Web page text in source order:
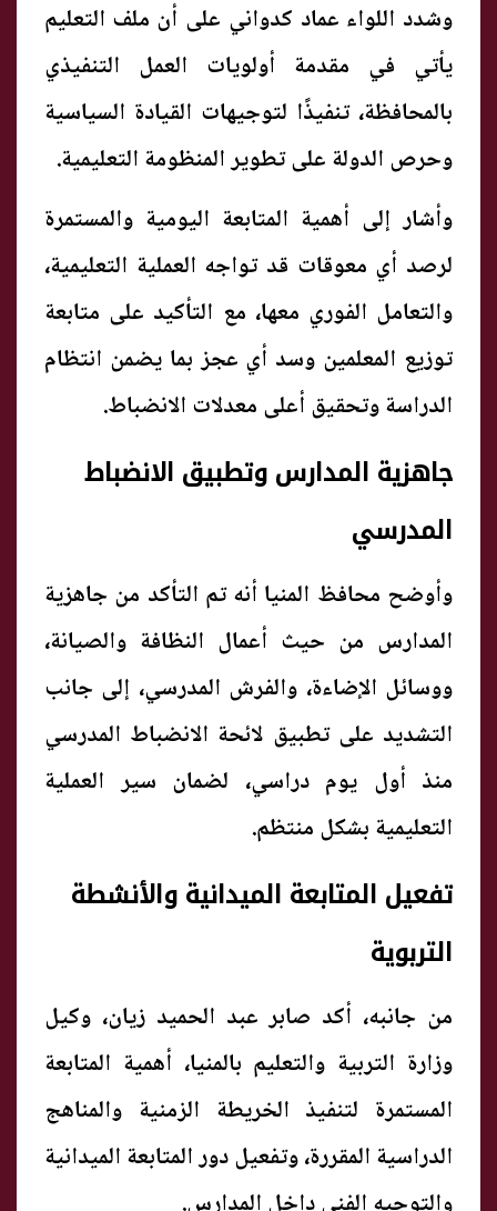
وشدد اللواء عماد كدواني على أن ملف التعليم
يأتي في مقدمة أولويات العمل التنفيذي
بالمحافظة، تنفيذًا لتوجيهات القيادة السياسية
وحرص الدولة على تطوير المنظومة التعليمية.
وأشار إلى أهمية المتابعة اليومية والمستمرة
لرصد أي معوقات قد تواجه العملية التعليمية،
والتعامل الفوري معها، مع التأكيد على متابعة
توزيع المعلمين وسد أي عجز بما يضمن انتظام
الدراسة وتحقيق أعلى معدلات الانضباط.
جاهزية المدارس وتطبيق الانضباط
المدرسي
وأوضح محافظ المنيا أنه تم التأكد من جاهزية
المدارس من حيث أعمال النظافة والصيانة،
ووسائل الإضاءة، والفرش المدرسي، إلى جانب
التشديد على تطبيق لائحة الانضباط المدرسي
منذ أول يوم دراسي، لضمان سير العملية
التعليمية بشكل منتظم.
تفعيل المتابعة الميدانية والأنشطة
التربوية
من جانبه، أكد صابر عبد الحميد زيان، وكيل
وزارة التربية والتعليم بالمنيا، أهمية المتابعة
المستمرة لتنفيذ الخريطة الزمنية والمناهج
الدراسية المقررة، وتفعيل دور المتابعة الميدانية